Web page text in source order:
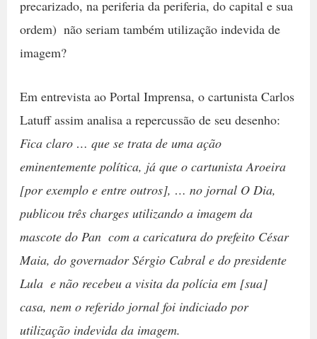
precarizado, na periferia da periferia, do capital e sua
ordem)  não seriam também utilização indevida de
imagem?
Em entrevista ao Portal Imprensa, o cartunista Carlos
Latuff assim analisa a repercussão de seu desenho:
Fica claro … que se trata de uma ação
eminentemente política, já que o cartunista Aroeira
[por exemplo e entre outros], … no jornal O Dia,
publicou três charges utilizando a imagem da
mascote do Pan  com a caricatura do prefeito César
Maia, do governador Sérgio Cabral e do presidente
Lula  e não recebeu a visita da polícia em [sua]
casa, nem o referido jornal foi indiciado por
utilização indevida da imagem.